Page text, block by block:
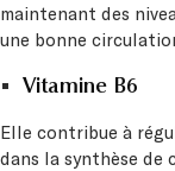
maintenant des
une bonne
Vitamine B6
Elle contribue à
dans la synthèse de